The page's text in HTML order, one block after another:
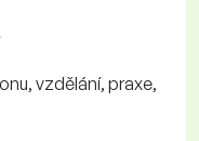
vzdělání, praxe,